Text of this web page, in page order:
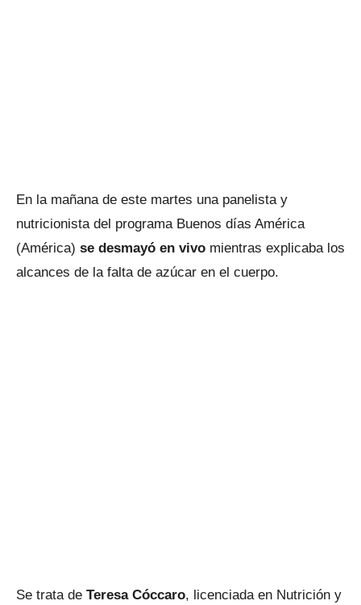
En la mañana de este martes una panelista y
nutricionista del programa Buenos días América
(América) se desmayó en vivo mientras explicaba los
alcances de la falta de azúcar en el cuerpo.
Se trata de Teresa Cóccaro, licenciada en Nutrición y